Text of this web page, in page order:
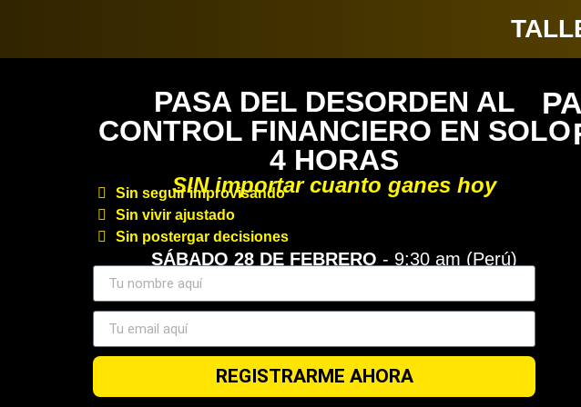
PASA DEL DESORDEN AL
CONTROL FINANCIERO EN SOLO
4 HORAS
SIN importar cuanto ganes hoy
Sin seguir improvisando
Sin vivir ajustado
Sin postergar decisiones
SÁBADO 28 DE FEBRERO - 9:30 am (Perú)
REGISTRARME AHORA